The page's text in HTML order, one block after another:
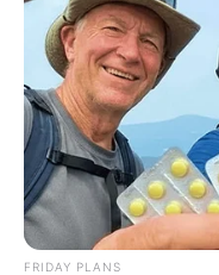
FRIDAY PLANS